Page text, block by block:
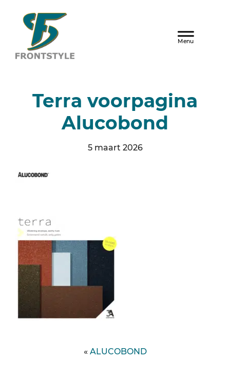
naar
de
hoofd
inhoud
Frontstyle
Header
Rechts
Terra voorpagina
Alucobond
5 maart 2026
« ALUCOBOND